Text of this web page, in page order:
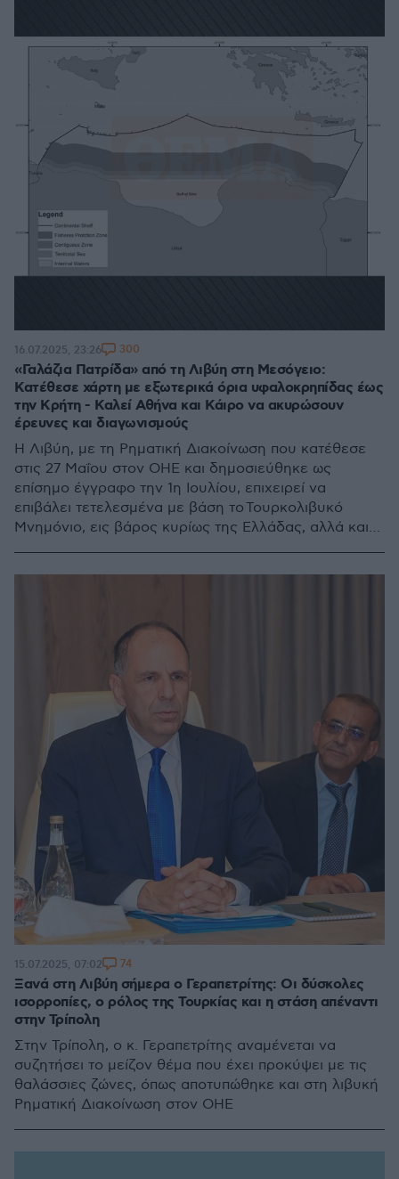
«Γαλάζια Πατρίδα» από τη Λιβύη στη Μεσόγειο:
Κατέθεσε χάρτη με εξωτερικά όρια υφαλοκρηπίδας έως
την Κρήτη - Καλεί Αθήνα και Κάιρο να ακυρώσουν
έρευνες και διαγωνισμούς
Η Λιβύη, με τη Ρηματική Διακοίνωση που κατέθεσε
στις 27 Μαΐου στον ΟΗΕ και δημοσιεύθηκε ως
επίσημο έγγραφο την 1η Ιουλίου, επιχειρεί να
επιβάλει τετελεσμένα με βάση το Τουρκολιβυκό
Μνημόνιο, εις βάρος κυρίως της Ελλάδας, αλλά και
16.07.2025, 23:26 300
Ξανά στη Λιβύη σήμερα ο Γεραπετρίτης: Οι δύσκολες
ισορροπίες, ο ρόλος της Τουρκίας και η στάση απέναντι
στην Τρίπολη
Στην Τρίπολη, ο κ. Γεραπετρίτης αναμένεται να
συζητήσει το μείζον θέμα που έχει προκύψει με τις
θαλάσσιες ζώνες, όπως αποτυπώθηκε και στη λιβυκή
Ρηματική Διακοίνωση στον ΟΗΕ
15.07.2025, 07:02 74